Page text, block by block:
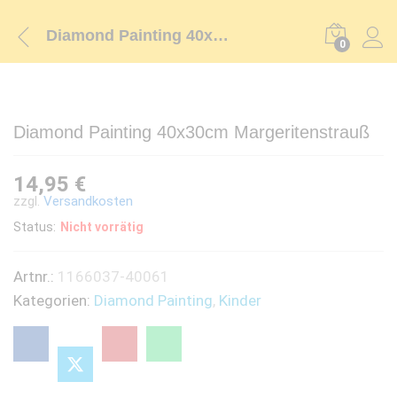
Diamond Painting 40x30cm Margeritenstrauß 0
Diamond Painting 40x30cm Margeritenstrauß
14,95 €
zzgl. Versandkosten
Status: Nicht vorrätig
Artnr.: 1166037-40061
Kategorien: Diamond Painting, Kinder